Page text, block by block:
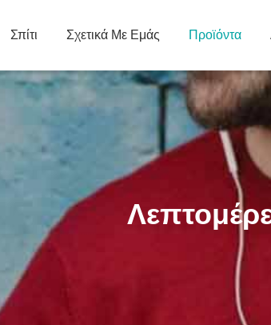
Σπίτι Σχετικά Με Εμάς Προϊόντα